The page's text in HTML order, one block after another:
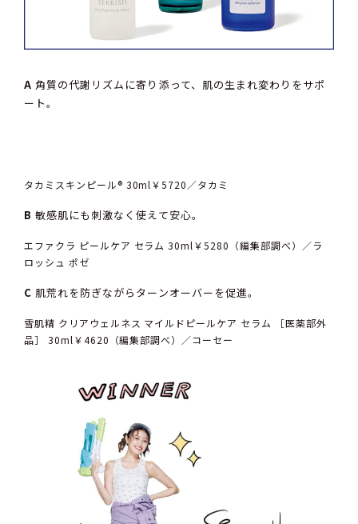
A 角質の代謝リズムに寄り添って、肌の生まれ変わりをサポ
ート。
タカミスキンピール® 30ml￥5720／タカミ
B 敏感肌にも刺激なく使えて安心。
エファクラ ピールケア セラム 30ml￥5280（編集部調べ）／ラ
ロッシュ ポゼ
C 肌荒れを防ぎながらターンオーバーを促進。
雪肌精 クリアウェルネス マイルドピールケア セラム ［医薬部外
品］ 30ml￥4620（編集部調べ）／コーセー